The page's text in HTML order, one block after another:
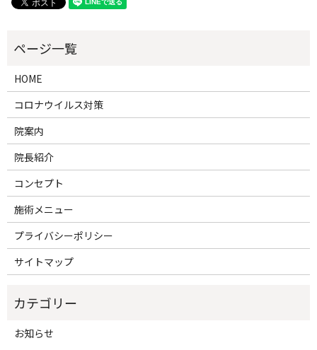
HOME
コロナウイルス対策
院案内
院長紹介
コンセプト
施術メニュー
プライバシーポリシー
サイトマップ
お知らせ